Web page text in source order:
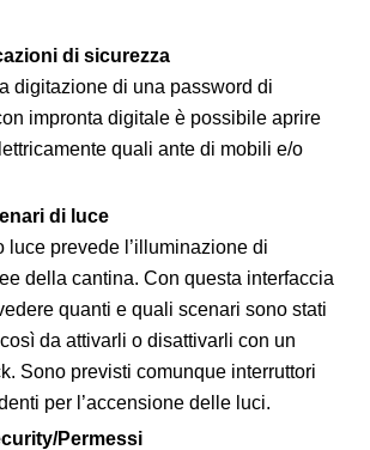
di sicurezza
digitazione di una password di
impronta digitale è possibile aprire
quali ante di mobili e/o
di luce
luce prevede l’illuminazione di
della cantina. Con questa interfaccia
quanti e quali scenari sono stati
da attivarli o disattivarli con un
Sono previsti comunque interruttori
per l’accensione delle luci.
Permessi